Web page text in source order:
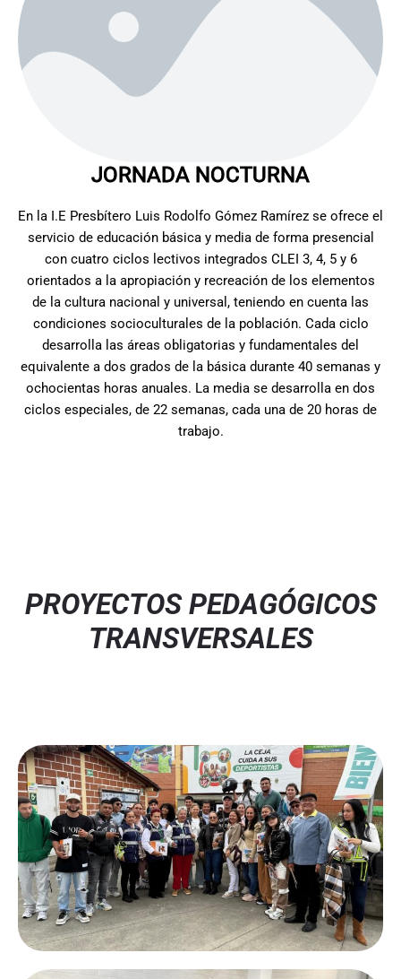
JORNADA NOCTURNA
En la I.E Presbítero Luis Rodolfo Gómez Ramírez se ofrece el
servicio de educación básica y media de forma presencial
con cuatro ciclos lectivos integrados CLEI 3, 4, 5 y 6
orientados a la apropiación y recreación de los elementos
de la cultura nacional y universal, teniendo en cuenta las
condiciones socioculturales de la población. Cada ciclo
desarrolla las áreas obligatorias y fundamentales del
equivalente a dos grados de la básica durante 40 semanas y
ochocientas horas anuales. La media se desarrolla en dos
ciclos especiales, de 22 semanas, cada una de 20 horas de
trabajo.
PROYECTOS PEDAGÓGICOS
TRANSVERSALES